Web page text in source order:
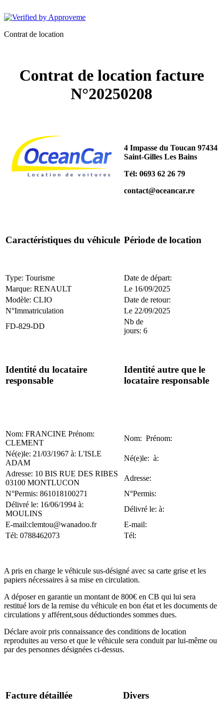
Contrat de location
Contrat de location facture
N°20250208
4 Impasse du Toucan 97434
Saint-Gilles Les Bains
Tél: 0693 62 26 79
contact@oceancar.re
Caractéristiques du véhicule Période de location
Type: Tourisme
Date de départ:
Marque: RENAULT
Le 16/09/2025
Modèle: CLIO
Date de retour:
N°Immatriculation
Le 22/09/2025
FD-829-DD
Nb de
jours: 6
Identité du locataire
responsable
Identité autre que le
locataire responsable
Nom: FRANCINE Prénom:
CLEMENT
Nom: Prénom:
Né(e)le: 21/03/1967 à: L'ISLE
ADAM
Né(e)le: à:
Adresse: 10 BIS RUE DES RIBES
03100 MONTLUCON
Adresse:
N°Permis: 861018100271
N°Permis:
Délivré le: 16/06/1994 à:
MOULINS
Délivré le: à:
E-mail:clemtou@wanadoo.fr
E-mail:
Tél: 0788462073
Tél:
A pris en charge le véhicule sus-désigné avec sa carte grise et les
papiers nécessaires à sa mise en circulation.
A déposer en garantie un montant de 800€ en CB qui lui sera
restitué lors de la remise du véhicule en bon état et les documents de
circulations y afférent,sous déductiondes sommes dues.
Déclare avoir pris connaissance des conditions de location
reproduites au verso et que le véhicule sera conduit par lui-même ou
par des personnes désignées ci-dessus.
Facture détaillée Divers